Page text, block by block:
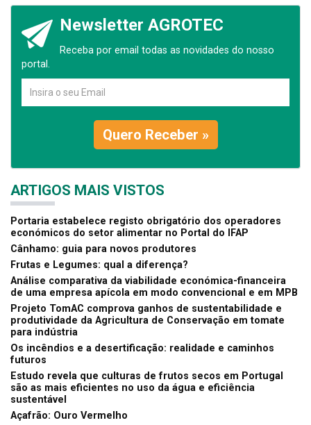
Newsletter AGROTEC
Receba por email todas as novidades do nosso
portal.
Quero Receber »
ARTIGOS MAIS VISTOS
Portaria estabelece registo obrigatório dos operadores
económicos do setor alimentar no Portal do IFAP
Cânhamo: guia para novos produtores
Frutas e Legumes: qual a diferença?
Análise comparativa da viabilidade económica-financeira
de uma empresa apícola em modo convencional e em MPB
Projeto TomAC comprova ganhos de sustentabilidade e
produtividade da Agricultura de Conservação em tomate
para indústria
Os incêndios e a desertificação: realidade e caminhos
futuros
Estudo revela que culturas de frutos secos em Portugal
são as mais eficientes no uso da água e eficiência
sustentável
Açafrão: Ouro Vermelho